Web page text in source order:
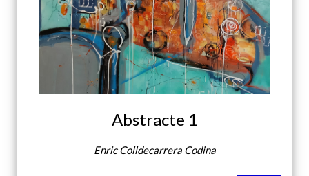
Abstracte 1
Enric Colldecarrera Codina